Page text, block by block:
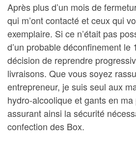
Après plus d’un mois de
qui m’ont contacté et ceux qui
exemplaire. Si ce n’était pas
d’un probable déconfinement le
décision de reprendre
livraisons. Que vous soyez
entrepreneur, je suis seul aux
hydro-alcoolique et gants en
assurant ainsi la sécurité
confection des Box.